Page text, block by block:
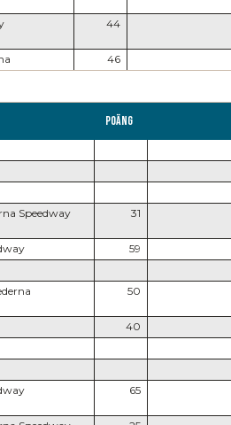
44
46
Poäng
Speedway
31
59
50
40
65